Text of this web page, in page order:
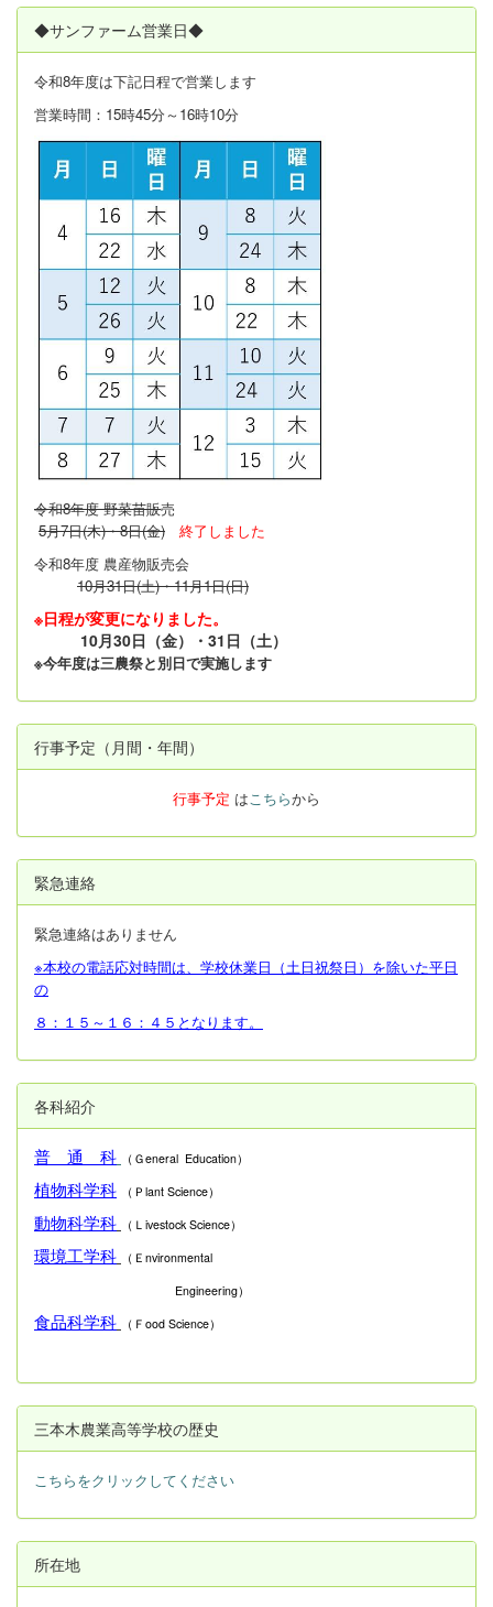
◆サンファーム営業日◆
令和8年度は下記日程で営業します
営業時間：15時45分～16時10分
令和8年度 野菜苗販売
5月7日(木)・8日(金)
終了しました
令和8年度 農産物販売会
10月31日(土)・11月1日(日)
※日程が変更になりました。
10月30日（金）・31日（土）
※今年度は三農祭と別日で実施します
行事予定（月間・年間）
行事予定 はこちらから
緊急連絡
緊急連絡はありません
※本校の電話応対時間は、学校休業日（土日祝祭日）を除いた平日
の
８：１５～１６：４５となります。
各科紹介
普 通 科 （Ｇeneral Education）
植物科学科 （Ｐlant Science）
動物科学科 （Ｌivestock Science）
環境工学科
（Ｅnvironmental
Engineering）
食品科学科 （Ｆood Science）
三本木農業高等学校の歴史
こちらをクリックしてください
所在地